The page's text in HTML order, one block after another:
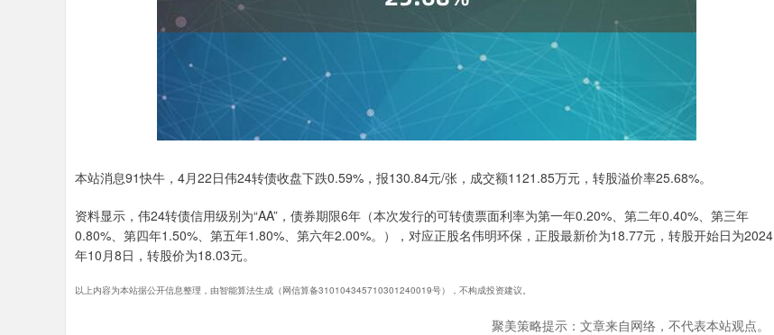
本站消息91快牛，4月22日伟24转债收盘下跌0.59%，报130.84元/张，成交额1121.85万元，转股溢价率25.68%。
资料显示，伟24转债信用级别为“AA”，债券期限6年（本次发行的可转债票面利率为第一年0.20%、第二年0.40%、第三年
0.80%、第四年1.50%、第五年1.80%、第六年2.00%。），对应正股名伟明环保，正股最新价为18.77元，转股开始日为2024
年10月8日，转股价为18.03元。
以上内容为本站据公开信息整理，由智能算法生成（网信算备310104345710301240019号），不构成投资建议。
聚美策略提示：文章来自网络，不代表本站观点。
深证成指 14110.12 沪深300 4651.31